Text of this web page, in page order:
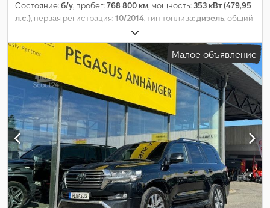
Состояние:б/у, пробег:768 800 км, мощность: 353 кВт (479,95
л.с.), первая регистрация:10/2014, тип топлива:дизель, общий
, конфигурация осей:
цвет:синий, тип передачи:автоматический, класс выбросов:
Евро 6 , общая ширина: 2 500 мм, общая высота:3 900 мм,
Оборудование:
ABS, кондиционер, отопитель стояночный,
попал в аварию, сажевый фильтр,
Малое объявление